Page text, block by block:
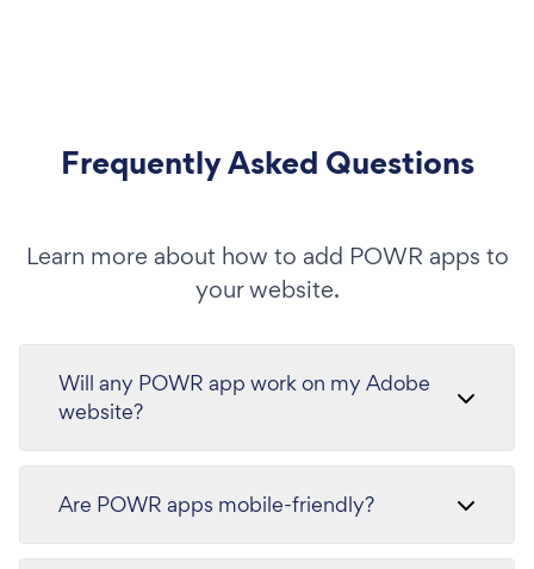
Frequently Asked Questions
Learn more about how to add POWR apps to
your website.
Will any POWR app work on my Adobe
website?
Are POWR apps mobile-friendly?